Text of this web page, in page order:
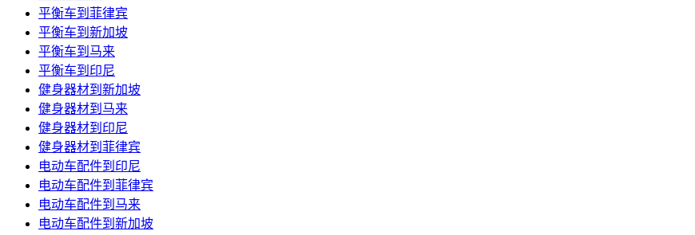
平衡车到菲律宾
平衡车到新加坡
平衡车到马来
平衡车到印尼
健身器材到新加坡
健身器材到马来
健身器材到印尼
健身器材到菲律宾
电动车配件到印尼
电动车配件到菲律宾
电动车配件到马来
电动车配件到新加坡